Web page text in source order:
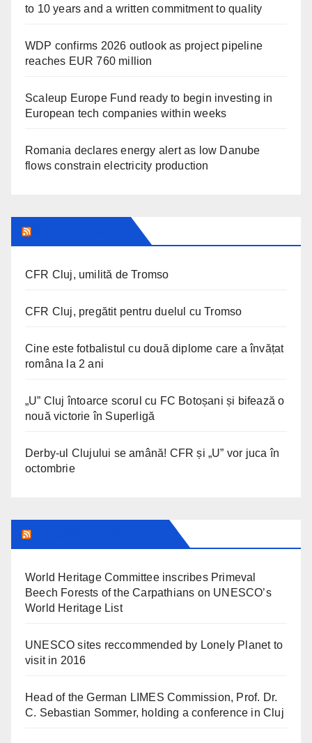
to 10 years and a written commitment to quality
WDP confirms 2026 outlook as project pipeline
reaches EUR 760 million
Scaleup Europe Fund ready to begin investing in
European tech companies within weeks
Romania declares energy alert as low Danube
flows constrain electricity production
CFR Cluj, umilită de Tromso
CFR Cluj, pregătit pentru duelul cu Tromso
Cine este fotbalistul cu două diplome care a învățat
româna la 2 ani
„U” Cluj întoarce scorul cu FC Botoșani și bifează o
nouă victorie în Superligă
Derby-ul Clujului se amână! CFR și „U” vor juca în
octombrie
World Heritage Committee inscribes Primeval
Beech Forests of the Carpathians on UNESCO’s
World Heritage List
UNESCO sites reccommended by Lonely Planet to
visit in 2016
Head of the German LIMES Commission, Prof. Dr.
C. Sebastian Sommer, holding a conference in Cluj